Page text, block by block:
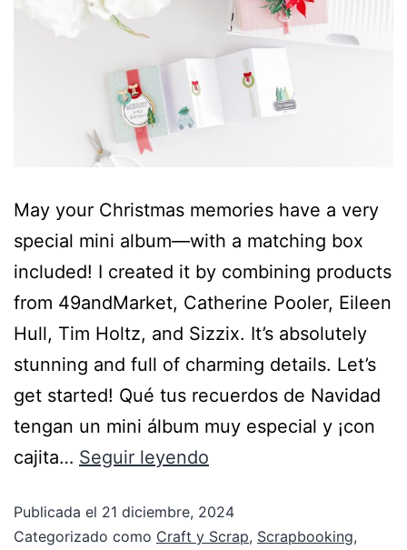
May your Christmas memories have a very
special mini album—with a matching box
included! I created it by combining products
from 49andMarket, Catherine Pooler, Eileen
Hull, Tim Holtz, and Sizzix. It’s absolutely
stunning and full of charming details. Let’s
get started! Qué tus recuerdos de Navidad
tengan un mini álbum muy especial y ¡con
cajita… Seguir leyendo
Publicada el 21 diciembre, 2024
Categorizado como Craft y Scrap, Scrapbooking,